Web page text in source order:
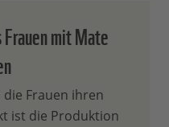
mit Mate
Frauen ihren
ist die Produktion